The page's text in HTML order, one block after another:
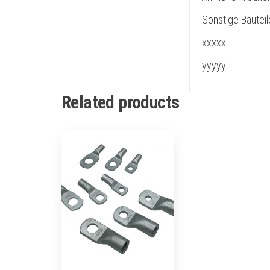
Sonstige
xxxxx
yyyyy
Related products